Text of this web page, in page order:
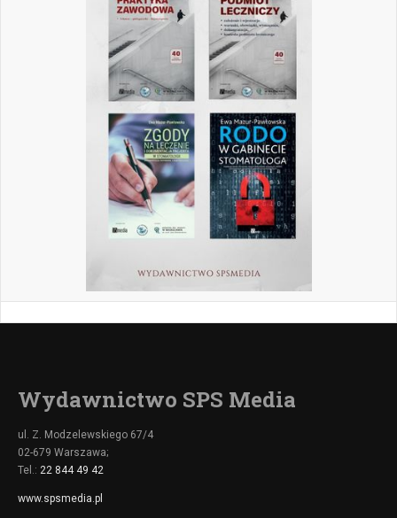
Wydawnictwo SPS Media
ul. Z. Modzelewskiego 67/4
02-679 Warszawa;
Tel.: 22 844 49 42
www.spsmedia.pl